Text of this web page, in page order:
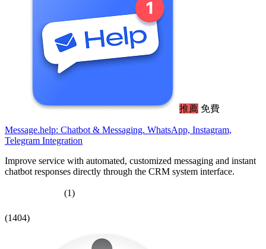
推薦 免費
Message.help: Chatbot & Messaging. WhatsApp, Instagram,
Telegram Integration
Improve service with automated, customized messaging and instant
chatbot responses directly through the CRM system interface.
(1)
(1404)